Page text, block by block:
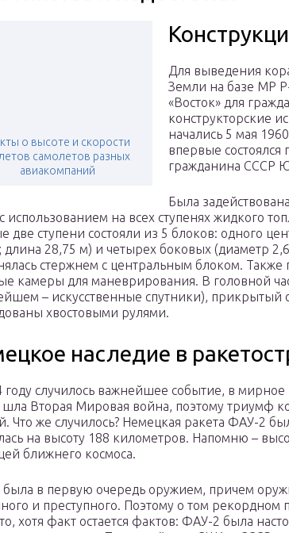
о высоте и скорости
самолетов разных
авиакомпаний
Для выведения
Земли на базе МР
«Восток» для
конструкторские
начались 5 мая
впервые состоялся
гражданина СССР
Была
использованием на всех ступенях жидкого
две ступени состояли из 5 блоков: одного
длина 28,75 м) и четырех боковых (диаметр
стержнем с центральным блоком. Также
камеры для маневрирования. В головной
– искусственные спутники), прикрытый
хвостовыми рулями.
наследие в
году случилось важнейшее событие, в
Вторая Мировая война, поэтому триумф
Что же случилось? Немецкая ракета ФАУ-2
на высоту 188 километров. Напомню –
ближнего космоса.
в первую очередь оружием, причем
и преступного. Поэтому о том рекордном
хотя факт остается фактов: ФАУ-2 была